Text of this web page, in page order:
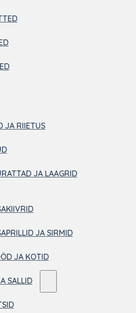
JA RIIETUS
JA LAAGRID
JA SIRMID
JA KOTID
SALLID